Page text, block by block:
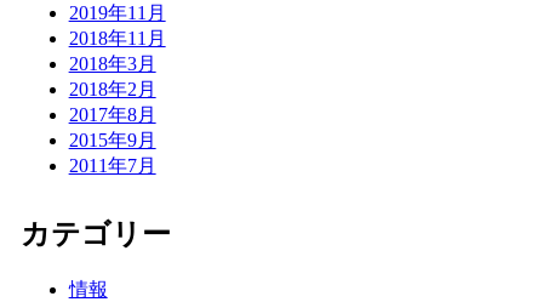
2019年11月
2018年11月
2018年3月
2018年2月
2017年8月
2015年9月
2011年7月
カテゴリー
情報